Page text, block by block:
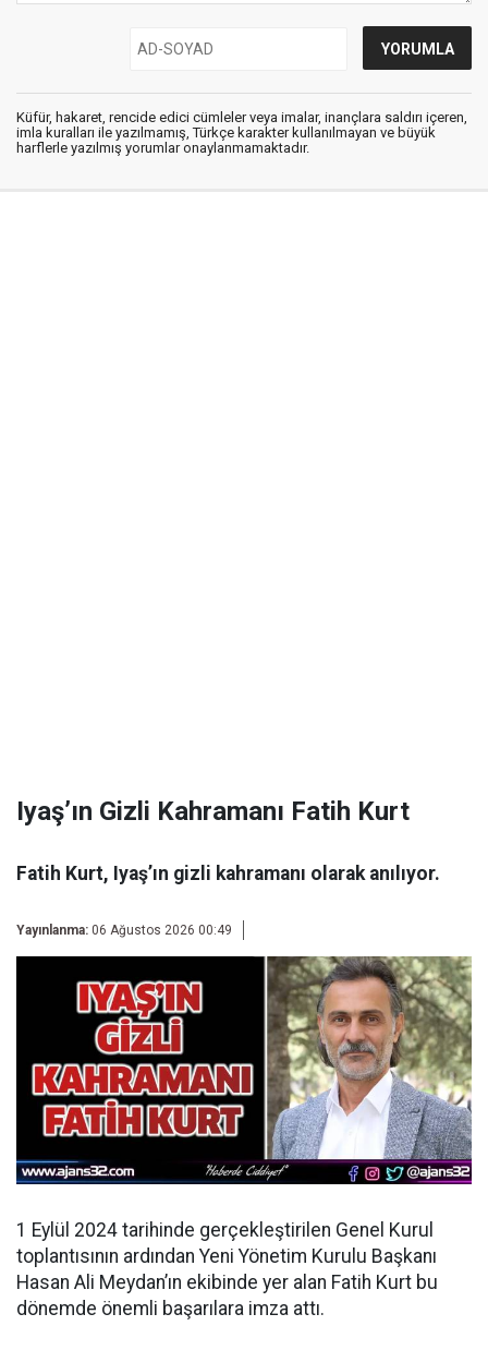
Küfür, hakaret, rencide edici cümleler veya imalar, inançlara saldırı içeren,
imla kuralları ile yazılmamış, Türkçe karakter kullanılmayan ve büyük
harflerle yazılmış yorumlar onaylanmamaktadır.
Iyaş’ın Gizli Kahramanı Fatih Kurt
Fatih Kurt, Iyaş’ın gizli kahramanı olarak anılıyor.
Yayınlanma: 06 Ağustos 2026 00:49
1 Eylül 2024 tarihinde gerçekleştirilen Genel Kurul
toplantısının ardından Yeni Yönetim Kurulu Başkanı
Hasan Ali Meydan’ın ekibinde yer alan Fatih Kurt bu
dönemde önemli başarılara imza attı.